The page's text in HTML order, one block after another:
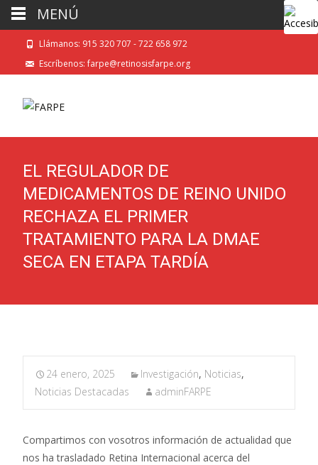
Llámanos: 915 320 707 - 722 658 972
Escríbenos: farpe@retinosisfarpe.org
EL REGULADOR DE
MEDICAMENTOS DE REINO UNIDO
RECHAZA EL PRIMER
TRATAMIENTO PARA LA DMAE
SECA EN ETAPA TARDÍA
24 enero, 2025 Investigación, Noticias,
Noticias Destacadas
adminFARPE
Compartimos con vosotros información de actualidad que
nos ha trasladado Retina Internacional acerca del
MENÚ